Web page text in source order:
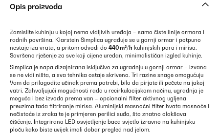
Opis proizvoda
Zamislite kuhinju u kojoj nema vidljivih uređaja – samo čiste linije ormara i
radnih površina. Klarstein Simplica ugrađuje se u gornji ormar i potpuno
nestaje iza vrata, a pritom odvodi do 440 m³/h kuhinjskih para i mirisa.
Savršeno rješenje za sve koji cijene uredan, minimalističan izgled kuhinje.
Simplica je napa dizajnirana isključivo za ugradnju u gornji ormar – izvana
se ne vidi ništa, a sva tehnika ostaje skrivena. Tri razine snage omogućuju
Vam da prilagodite učinak prema potrebi, bilo da pirjate ili pečete na jakoj
vatri. Zahvaljujući mogućnosti rada u recirkulacijskom načinu, ugradnja je
moguća i bez izvoda prema van – opcionalni filter aktivnog ugljena
preuzima tada filtriranje mirisa. Aluminijski masnoćni filter hvata masnoće i
nečistoće iz zraka te je primjeren perilici suđa, što znatno olakšava
čišćenje. Integrirano LED osvjetljenje baca svjetlo izravno na kuhinjsku
ploču kako biste uvijek imali dobar pregled nad jelom.